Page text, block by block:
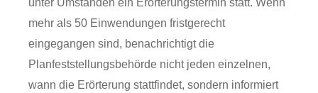
unter Umständen ein Erörterungstermin statt. Wenn
mehr als 50 Einwendungen fristgerecht
eingegangen sind, benachrichtigt die
Planfeststellungsbehörde nicht jeden einzelnen,
wann die Erörterung stattfindet, sondern informiert